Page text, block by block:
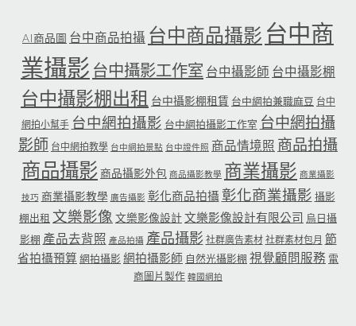
AI商品圖 台中商品拍攝 台中商品攝影 台中商
業攝影 台中攝影工作室 台中攝影師 台中攝影棚
台中攝影棚出租 台中攝影棚租賃 台中網拍兼職麻豆 台中
網拍小幫手 台中網拍攝影 台中網拍攝影工作室 台中網拍攝
影師 台中網拍教學 台中網拍景點 台中證件照 商品情境照 商品拍攝
商品攝影商品攝影外包 商品攝影教學 商業攝影 商業攝影
技巧 商業攝影教學 廣告攝影 彰化商品拍攝 彰化商業攝影 攝影
棚出租 文樂影像 文樂影像設計文樂影像設計有限公司 烏日攝
影棚 產品去背照 產品拍攝 產品攝影 社群廣告素材 社群素材包月 節
省拍攝預算 網拍攝影 網拍攝影師 自然光攝影棚 視覺顧問服務 電
商圖片製作 韓國網拍